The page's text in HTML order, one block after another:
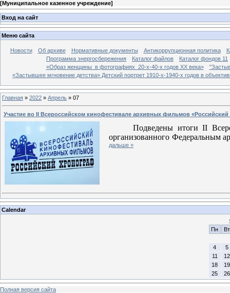
[Муниципальное казенное учреждение]
Вход на сайт
Меню сайта
Новости Об архиве Нормативные документы Антикоррупционная политика
Программа энергосбережения
Каталог файлов
Каталог фондов 11
«Образ женщины в фотографиях 20-х-40-х годов ХХ века»
«Застывшее мгновение детства» Детский портрет 1910-х-1940-х годов в
Главная » 2022 » Апрель » 07
Участие во II Всероссийском кинофестивале архивных фильмов
Подведены итогиII
организованного Федеральным
дальше »
Calendar
Пн
Вт
4
5
11
12
18
19
25
26
Полная версия сайта